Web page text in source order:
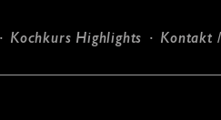
Kochkurs Highlights Kontakt